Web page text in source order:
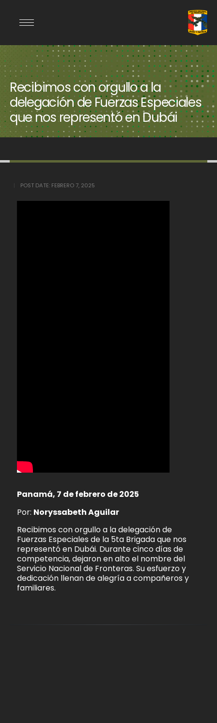
Recibimos con orgullo a la
delegación de Fuerzas Especiales
que nos representó en Dubái
POST DATE: FEBRERO 7, 2025
Panamá, 7 de febrero de 2025
Por: Noryssabeth Aguilar
Recibimos con orgullo a la delegación de
Fuerzas Especiales de la 5ta Brigada que nos
representó en Dubái. Durante cinco días de
competencia, dejaron en alto el nombre del
Servicio Nacional de Fronteras. Su esfuerzo y
dedicación llenan de alegría a compañeros y
familiares.